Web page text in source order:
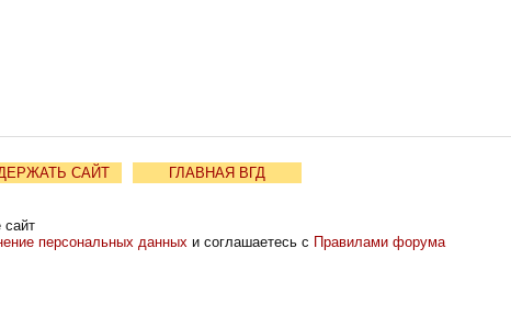
САЙТ
ГЛАВНАЯ ВГД
сайт
персональных данных и соглашаетесь с Правилами форума